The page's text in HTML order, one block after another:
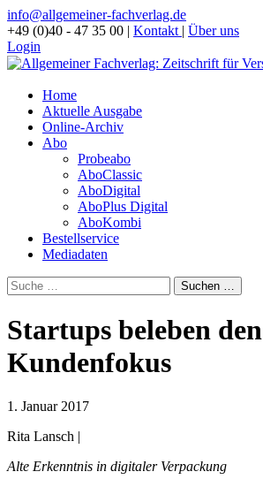
info@allgemeiner-fachverlag.de
+49 (0)40 - 47 35 00 | Kontakt | Über uns
Login
Home
Aktuelle Ausgabe
Online-Archiv
Abo
Probeabo
AboClassic
AboDigital
AboPlus Digital
AboKombi
Bestellservice
Mediadaten
Startups beleben den
Kundenfokus
1. Januar 2017
Rita Lansch |
Alte Erkenntnis in digitaler Verpackung